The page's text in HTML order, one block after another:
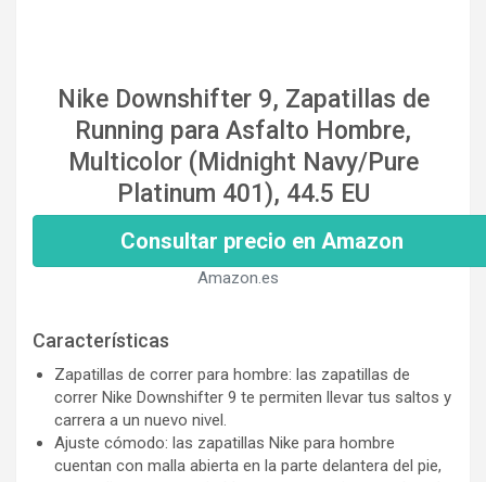
Nike Downshifter 9, Zapatillas de
Running para Asfalto Hombre,
Multicolor (Midnight Navy/Pure
Platinum 401), 44.5 EU
Consultar precio en Amazon
Amazon.es
Características
Zapatillas de correr para hombre: las zapatillas de
correr Nike Downshifter 9 te permiten llevar tus saltos y
carrera a un nuevo nivel.
Ajuste cómodo: las zapatillas Nike para hombre
cuentan con malla abierta en la parte delantera del pie,